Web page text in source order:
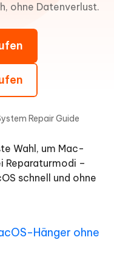
ohne Datenverlust.
Repair Guide
Wahl, um Mac-
Reparaturmodi –
schnell und ohne
Hänger ohne